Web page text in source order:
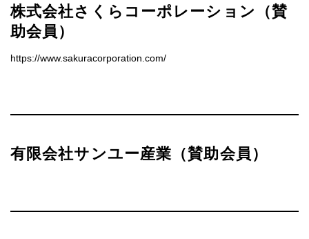
株式会社さくらコーポレーション（賛
助会員）
https://www.sakuracorporation.com/
有限会社サンユー産業（賛助会員）